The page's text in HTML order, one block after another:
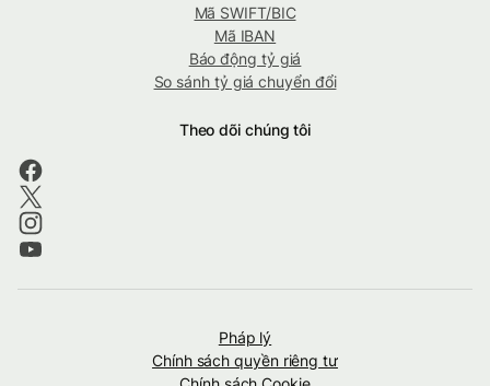
Mã SWIFT/BIC
Mã IBAN
Báo động tỷ giá
So sánh tỷ giá chuyển đổi
Theo dõi chúng tôi
Pháp lý
Chính sách quyền riêng tư